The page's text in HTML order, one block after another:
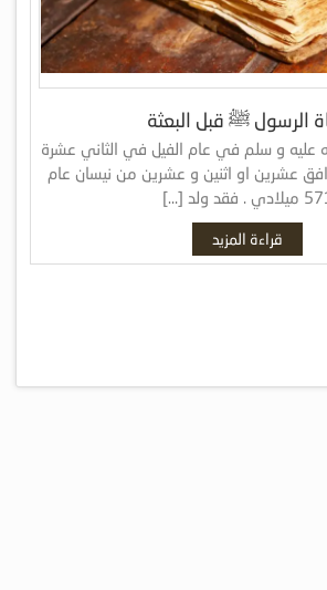
الرسول ﷺ قبل البعثة
عليه و سلم في عام الفيل في الثاني عشرة
عشرين او اثنين و عشرين من نيسان عام
. فقد ولد […]
قراءة المزيد